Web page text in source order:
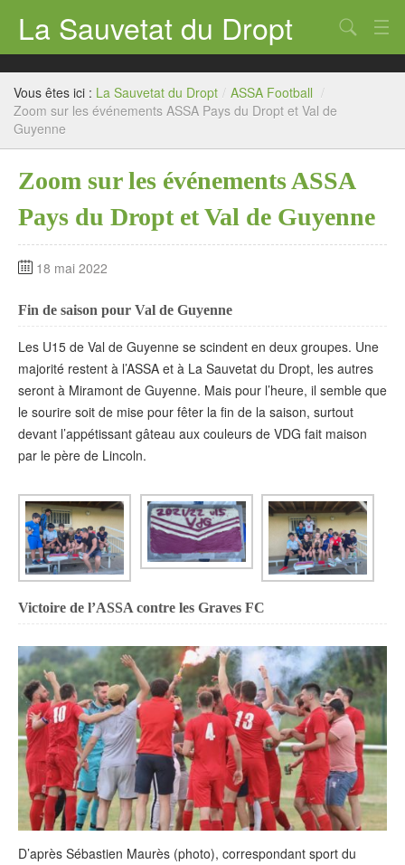
La Sauvetat du Dropt
Accueil
Mairie
Le village
Annuaire Pro
Écoles
Archives
Chercher
Vous êtes ici : La Sauvetat du Dropt / ASSA Football /
Zoom sur les événements ASSA Pays du Dropt et Val de
Guyenne
Zoom sur les événements ASSA
Pays du Dropt et Val de Guyenne
18 mai 2022
Fin de saison pour Val de Guyenne
Les U15 de Val de Guyenne se scindent en deux groupes. Une
majorité restent à l’ASSA et à La Sauvetat du Dropt, les autres
seront à Miramont de Guyenne. Mais pour l’heure, il semble que
le sourire soit de mise pour fêter la fin de la saison, surtout
devant l’appétissant gâteau aux couleurs de VDG fait maison
par le père de Lincoln.
Victoire de l’ASSA contre les Graves FC
D’après Sébastien Maurès (photo), correspondant sport du